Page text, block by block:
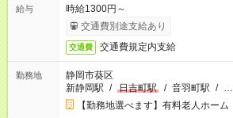
給与
時給1300円～
交通費別途支給あり
交通費 交通費規定内支給
勤務地
静岡市葵区
新静岡駅 / 日吉町駅 / 音羽町駅 / …
【勤務地選べます】有料老人ホーム